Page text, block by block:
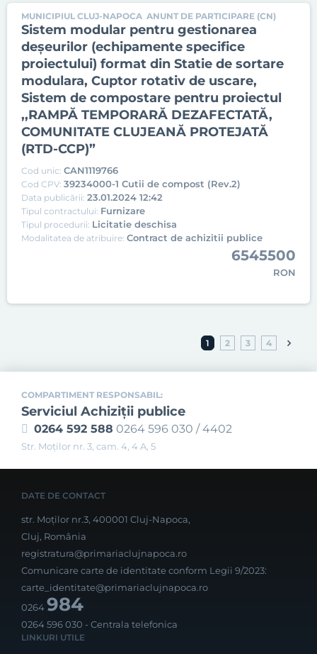
MUNICIPIUL CLUJ-NAPOCA ANUNT DE PARTICIPARE (CN)
Sistem modular pentru gestionarea
deșeurilor (echipamente specifice
proiectului) format din Statie de sortare
modulara, Cuptor rotativ de uscare,
Sistem de compostare pentru proiectul
,,RAMPĂ TEMPORARĂ DEZAFECTATĂ,
COMUNITATE CLUJEANĂ PROTEJATĂ
(RTD-CCP)”
Cod unic: CAN1119766
Cod CPV: 39234000-1 Cutii de compost (Rev.2)
Data publicării: 23.01.2024 12:42
Tipul contractului: Furnizare
Tipul procedurii: Licitatie deschisa
Modalitatea de atribuire: Contract de achizitii publice
6545500
RON
1 2 3 4
COMPARTIMENT RESPONSABIL:
Serviciul Achiziţii publice
0264 592 588 0264 596 030 / 4402
Str. Moţilor nr. 3, cam. 4, 4 A, 5
DATE DE CONTACT
str. Moților nr.3, 400001 Cluj-Napoca,
Cluj, România
registratura@primariaclujnapoca.ro
Comunicare carte de identitate conform Legii 9/2023:
carte_identitate@primariaclujnapoca.ro
0264984
0264 596 030 - Centrala telefonica
LINKURI UTILE